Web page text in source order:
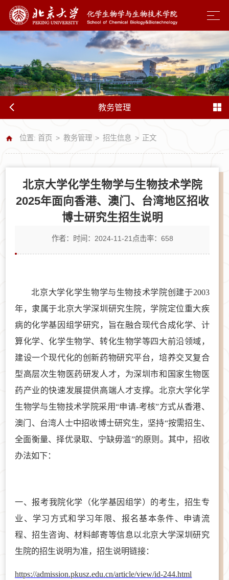
教务管理
位置:首页 > 教务管理 > 招生信息 > 正文
北京大学化学生物学与生物技术学院
2025年面向香港、澳门、台湾地区招收
博士研究生招生说明
作者： 时间：2024-11-21点击率： 658
北京大学化学生物学与生物技术学院创建于2003
年，隶属于北京大学深圳研究生院，学院定位重大疾
病的化学基因组学研究，旨在融合现代合成化学、计
算化学、化学生物学、转化生物学等四大前沿领域，
建设一个现代化的创新药物研究平台，培养交叉复合
型高层次生物医药研发人才，为深圳市和国家生物医
药产业的快速发展提供高端人才支撑。北京大学化学
生物学与生物技术学院采用“申请-考核”方式从香港、
澳门、台湾人士中招收博士研究生， 坚持“按需招生、
全面衡量、择优录取、宁缺毋滥”的原则。其中，招收
办法如下：
一、报考我院化学（化学基因组学）的考生，招生专
业 、 学习方式和学习年限、报名基本条件、申请流
程、招生咨询、材料邮寄等信息以北京大学深圳研究
生院的招生说明为准，招生说明链接：
https://admission.pkusz.edu.cn/article/view/id-244.html